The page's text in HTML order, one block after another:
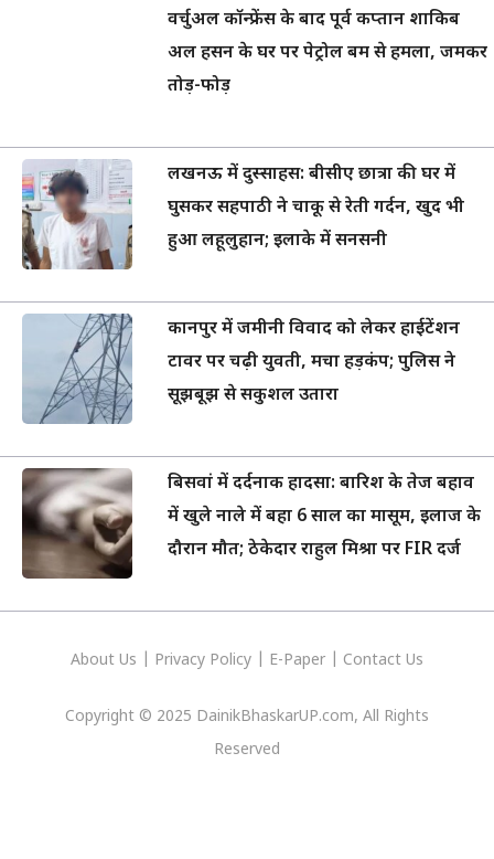
वर्चुअल कॉन्फ्रेंस के बाद पूर्व कप्तान शाकिब
अल हसन के घर पर पेट्रोल बम से हमला, जमकर
तोड़-फोड़
लखनऊ में दुस्साहस: बीसीए छात्रा की घर में
घुसकर सहपाठी ने चाकू से रेती गर्दन, खुद भी
हुआ लहूलुहान; इलाके में सनसनी
कानपुर में जमीनी विवाद को लेकर हाईटेंशन
टावर पर चढ़ी युवती, मचा हड़कंप; पुलिस ने
सूझबूझ से सकुशल उतारा
बिसवां में दर्दनाक हादसा: बारिश के तेज बहाव
में खुले नाले में बहा 6 साल का मासूम, इलाज के
दौरान मौत; ठेकेदार राहुल मिश्रा पर FIR दर्ज
About Us Privacy Policy E-Paper Contact Us
Copyright © 2025 DainikBhaskarUP.com, All Rights
Reserved